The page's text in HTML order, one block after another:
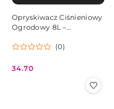
Opryskiwacz Ciśnieniowy
Ogrodowy 8L –
Na Ramię MultiGarden
(0)
Cena:
34.70